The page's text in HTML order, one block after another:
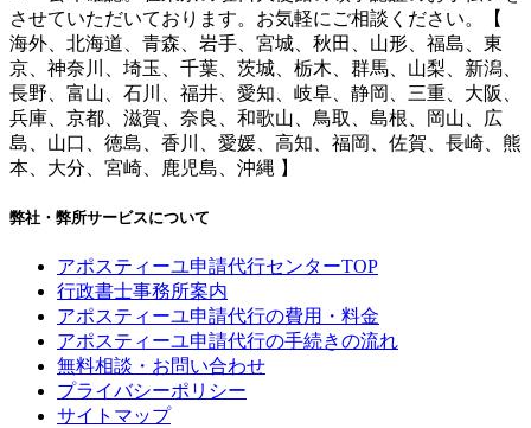
させていただいております。お気軽にご相談ください。【
海外、北海道、青森、岩手、宮城、秋田、山形、福島、東
京、神奈川、埼玉、千葉、茨城、栃木、群馬、山梨、新潟、
長野、富山、石川、福井、愛知、岐阜、静岡、三重、大阪、
兵庫、京都、滋賀、奈良、和歌山、鳥取、島根、岡山、広
島、山口、徳島、香川、愛媛、高知、福岡、佐賀、長崎、熊
本、大分、宮崎、鹿児島、沖縄 】
弊社・弊所サービスについて
アポスティーユ申請代行センターTOP
行政書士事務所案内
アポスティーユ申請代行の費用・料金
アポスティーユ申請代行の手続きの流れ
無料相談・お問い合わせ
プライバシーポリシー
サイトマップ